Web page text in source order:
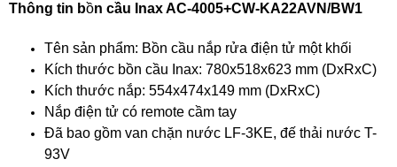
Thông tin bồn cầu Inax AC-4005+CW-KA22AVN/BW1
Tên sản phẩm: Bồn cầu nắp rửa điện tử một khối
Kích thước bồn cầu Inax: 780x518x623 mm (DxRxC)
Kích thước nắp: 554x474x149 mm (DxRxC)
Nắp điện tử có remote cầm tay
Đã bao gồm van chặn nước LF-3KE, đế thải nước T-
93V